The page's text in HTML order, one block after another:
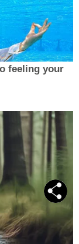
feeling your